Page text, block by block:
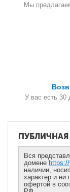
Мы
У вас есть 30
Вся
домене
наличии,
характер и ни
офертой в